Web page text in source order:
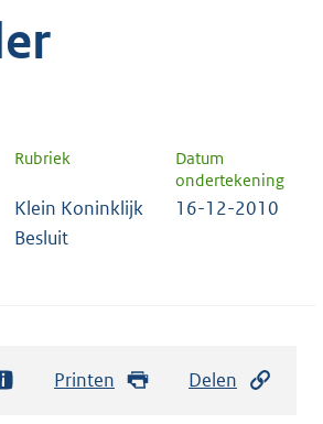
Rubriek
Datum
ondertekening
Klein Koninklijk
Besluit
16-12-2010
Printen Delen